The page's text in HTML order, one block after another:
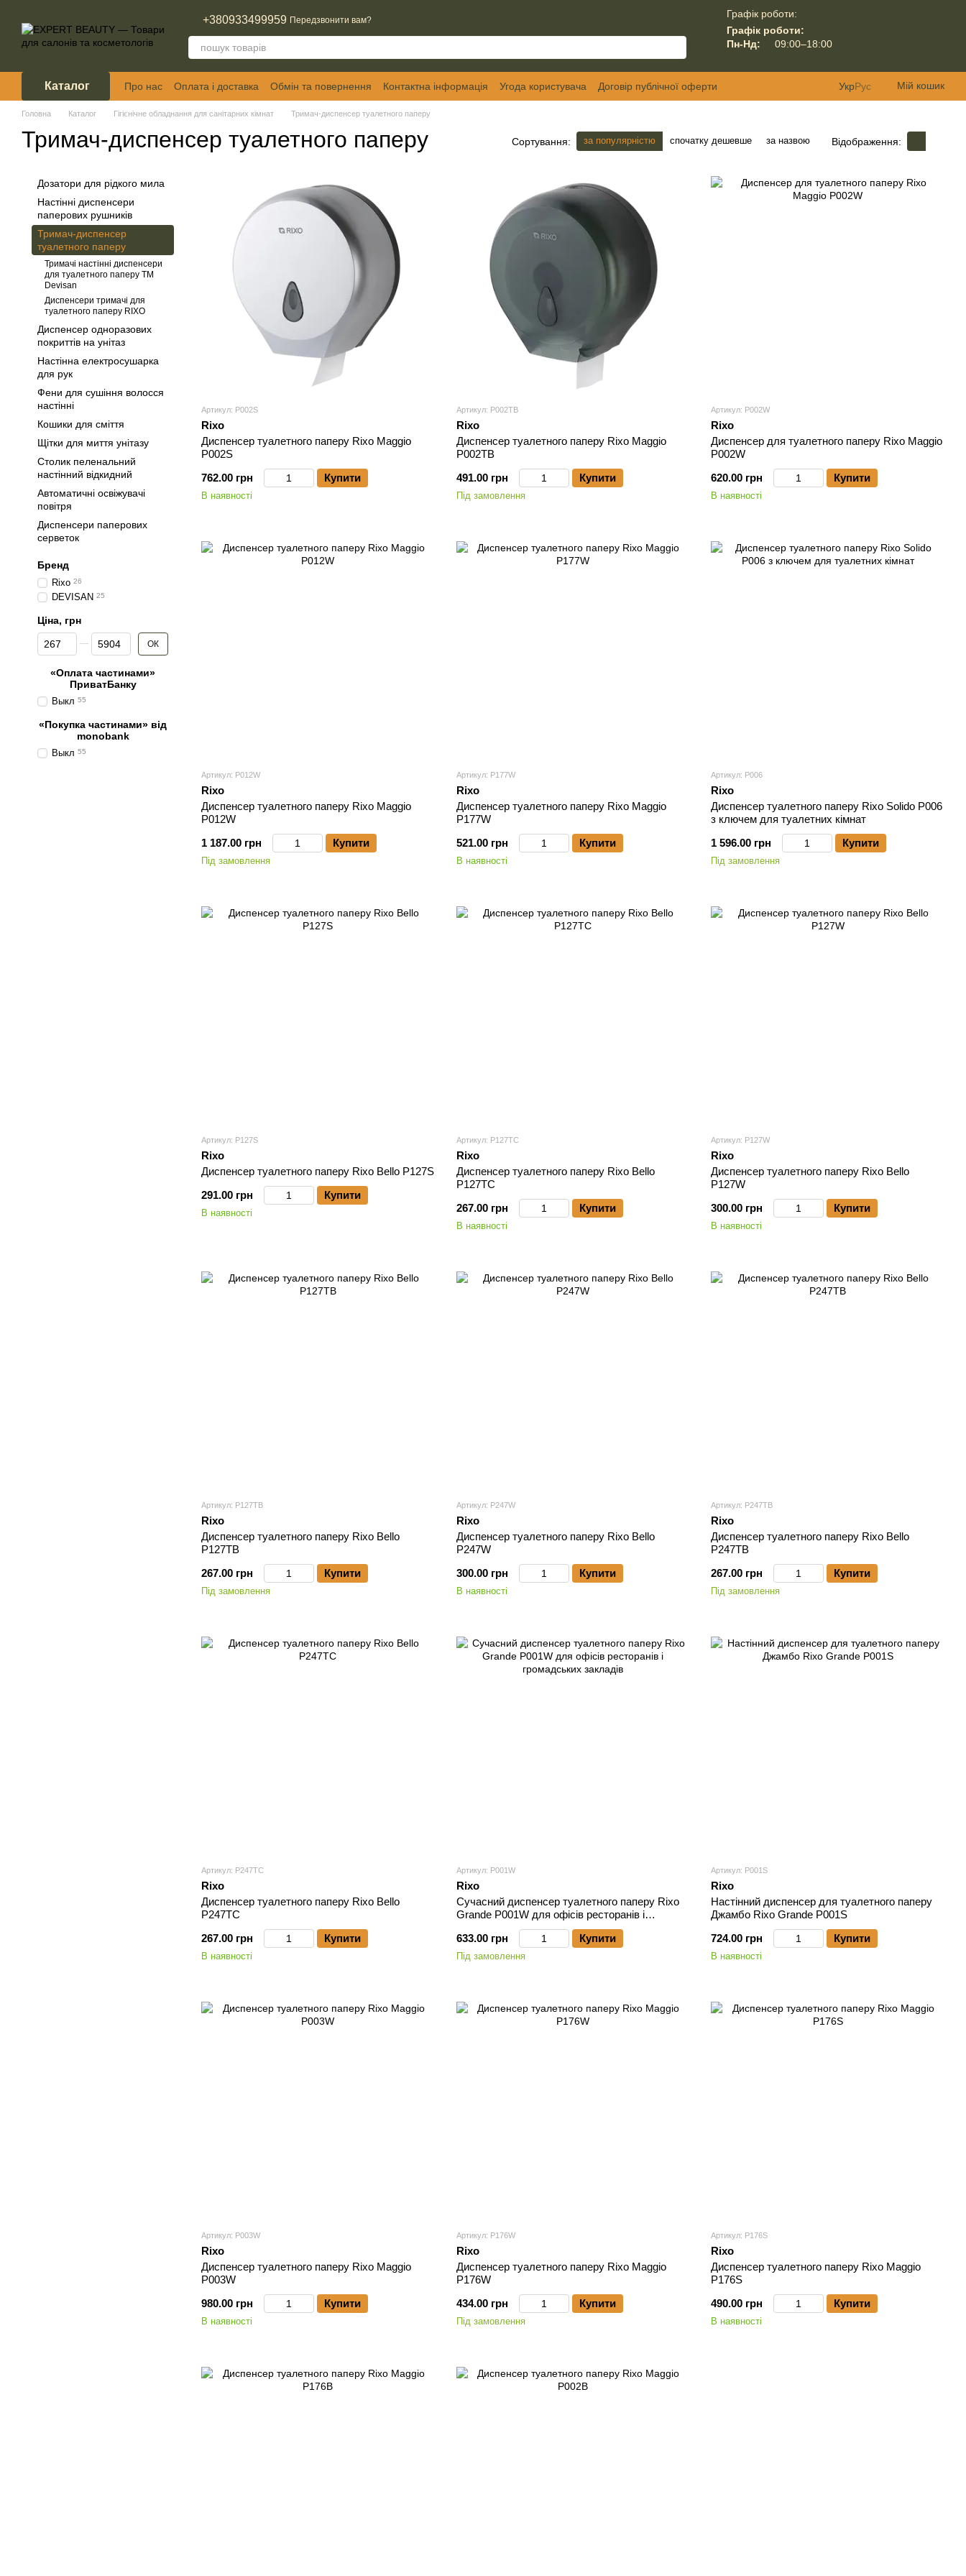
+380933499959 Передзвонити вам?
Графік роботи:
Графік роботи:
Пн-Нд:
09:00–18:00
Каталог Про нас Оплата і доставка Обмін та повернення Контактна інформація Угода користувача
Договір публічної оферти
Відгуки про магазин
УкрРус Мій кошик
Головна Каталог Гігієнічне обладнання для санітарних кімнат Тримач-диспенсер туалетного паперу
Тримач-диспенсер туалетного паперу Сортування: за популярністю спочатку дешевше за назвою Відображення:
Артикул: P002S
Rixo
Диспенсер туалетного паперу Rixo Maggio
P002S
762.00 грн
Купити
В наявності
Артикул: P002TB
Rixo
Диспенсер туалетного паперу Rixo Maggio
P002TB
491.00 грн
Купити
Під замовлення
Артикул: P002W
Rixo
Диспенсер для туалетного паперу Rixo Maggio
P002W
620.00 грн
Купити
В наявності
Артикул: P012W
Rixo
Диспенсер туалетного паперу Rixo Maggio
P012W
1 187.00 грн
Купити
Під замовлення
Артикул: P177W
Rixo
Диспенсер туалетного паперу Rixo Maggio
P177W
521.00 грн
Купити
В наявності
Артикул: P006
Rixo
Диспенсер туалетного паперу Rixo Solido P006
з ключем для туалетних кімнат
1 596.00 грн
Купити
Під замовлення
Артикул: P127S
Rixo
Диспенсер туалетного паперу Rixo Bello P127S
291.00 грн
Купити
В наявності
Артикул: P127TC
Rixo
Диспенсер туалетного паперу Rixo Bello
P127TC
267.00 грн
Купити
В наявності
Артикул: P127W
Rixo
Диспенсер туалетного паперу Rixo Bello
P127W
300.00 грн
Купити
В наявності
Артикул: P127TB
Rixo
Диспенсер туалетного паперу Rixo Bello
P127TB
267.00 грн
Купити
Під замовлення
Артикул: P247W
Rixo
Диспенсер туалетного паперу Rixo Bello
P247W
300.00 грн
Купити
В наявності
Артикул: P247TB
Rixo
Диспенсер туалетного паперу Rixo Bello
P247TB
267.00 грн
Купити
Під замовлення
Артикул: P247TC
Rixo
Диспенсер туалетного паперу Rixo Bello
P247TC
267.00 грн
Купити
В наявності
Артикул: P001W
Rixo
Сучасний диспенсер туалетного паперу Rixo
Grande P001W для офісів ресторанів і
громадських закладів
633.00 грн
Купити
Під замовлення
Артикул: P001S
Rixo
Настінний диспенсер для туалетного паперу
Джамбо Rixo Grande P001S
724.00 грн
Купити
В наявності
Артикул: P003W
Rixo
Диспенсер туалетного паперу Rixo Maggio
P003W
980.00 грн
Купити
В наявності
Артикул: P176W
Rixo
Диспенсер туалетного паперу Rixo Maggio
P176W
434.00 грн
Купити
Під замовлення
Артикул: P176S
Rixo
Диспенсер туалетного паперу Rixo Maggio
P176S
490.00 грн
Купити
В наявності
Дозатори для рідкого мила
Настінні диспенсери
паперових рушників
Тримач-диспенсер
туалетного паперу
Тримачі настінні диспенсери
для туалетного паперу ТМ
Devisan
Диспенсери тримачі для
туалетного паперу RIXO
Диспенсер одноразових
покриттів на унітаз
Настінна електросушарка
для рук
Фени для сушіння волосся
настінні
Кошики для сміття
Щітки для миття унітазу
Столик пеленальний
настінний відкидний
Автоматичні освіжувачі
повітря
Диспенсери паперових
серветок
Бренд
Rixo 26
DEVISAN 25
Ціна, грн
Від Ціна, грн
До Ціна, грн ОК
«Оплата частинами»
ПриватБанку
Выкл 55
«Покупка частинами» від
monobank
Выкл 55